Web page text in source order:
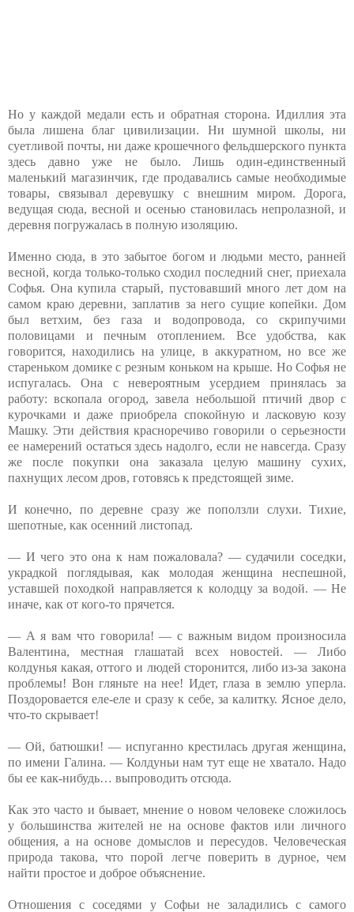
Но у каждой медали есть и обратная сторона. Идиллия эта
была лишена благ цивилизации. Ни шумной школы, ни
суетливой почты, ни даже крошечного фельдшерского пункта
здесь давно уже не было. Лишь один-единственный
маленький магазинчик, где продавались самые необходимые
товары, связывал деревушку с внешним миром. Дорога,
ведущая сюда, весной и осенью становилась непролазной, и
деревня погружалась в полную изоляцию.
Именно сюда, в это забытое богом и людьми место, ранней
весной, когда только-только сходил последний снег, приехала
Софья. Она купила старый, пустовавший много лет дом на
самом краю деревни, заплатив за него сущие копейки. Дом
был ветхим, без газа и водопровода, со скрипучими
половицами и печным отоплением. Все удобства, как
говорится, находились на улице, в аккуратном, но все же
стареньком домике с резным коньком на крыше. Но Софья не
испугалась. Она с невероятным усердием принялась за
работу: вскопала огород, завела небольшой птичий двор с
курочками и даже приобрела спокойную и ласковую козу
Машку. Эти действия красноречиво говорили о серьезности
ее намерений остаться здесь надолго, если не навсегда. Сразу
же после покупки она заказала целую машину сухих,
пахнущих лесом дров, готовясь к предстоящей зиме.
И конечно, по деревне сразу же поползли слухи. Тихие,
шепотные, как осенний листопад.
— И чего это она к нам пожаловала? — судачили соседки,
украдкой поглядывая, как молодая женщина неспешной,
уставшей походкой направляется к колодцу за водой. — Не
иначе, как от кого-то прячется.
— А я вам что говорила! — с важным видом произносила
Валентина, местная глашатай всех новостей. — Либо
колдунья какая, оттого и людей сторонится, либо из-за закона
проблемы! Вон гляньте на нее! Идет, глаза в землю уперла.
Поздоровается еле-еле и сразу к себе, за калитку. Ясное дело,
что-то скрывает!
— Ой, батюшки! — испуганно крестилась другая женщина,
по имени Галина. — Колдуньи нам тут еще не хватало. Надо
бы ее как-нибудь… выпроводить отсюда.
Как это часто и бывает, мнение о новом человеке сложилось
у большинства жителей не на основе фактов или личного
общения, а на основе домыслов и пересудов. Человеческая
природа такова, что порой легче поверить в дурное, чем
найти простое и доброе объяснение.
Отношения с соседями у Софьи не заладились с самого